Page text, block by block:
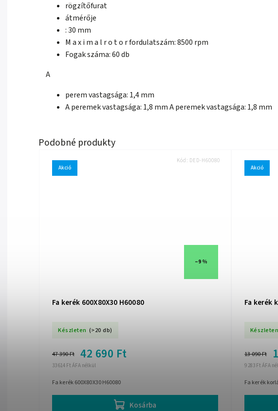
rögzítőfurat
átmérője
: 30 mm
M a x i m a l r o t o r fordulatszám: 8500 rpm
Fogak száma: 60 db
A
perem vastagsága: 1,4 mm
A peremek vastagsága: 1,8 mm A peremek vastagsága: 1,8 mm
Akció
–9 %
Fa kerék 600X80X30 H60080
Készleten (>20 db)
33 614 Ft ÁFA nélkül
47 390 Ft 42 690 Ft
Kosárba
Fa kerék 600X80X30 H60080
Kód: DED-H60080
Akció
Fa kerék
Készleten
9 283 Ft ÁFA
13 090 Ft
Fa kerék